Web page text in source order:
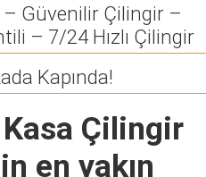
– Güvenilir Çilingir –
– 7/24 Hızlı Çilingir
Kapında!
Çilingir
en yakın